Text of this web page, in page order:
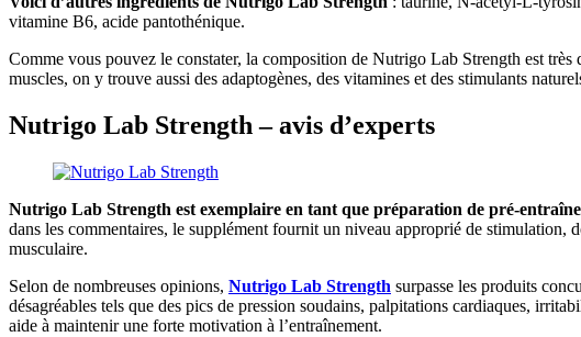
vitamine B6, acide pantothénique.
Comme vous pouvez le constater, la composition de Nutrigo Lab Strength est
muscles, on y trouve aussi des adaptogènes, des vitamines et des stimulants
Nutrigo Lab Strength – avis d’experts
Nutrigo Lab Strength est exemplaire en tant que préparation de pré-
dans les commentaires, le supplément fournit un niveau approprié de stimulation,
musculaire.
Selon de nombreuses opinions, Nutrigo Lab Strength surpasse les produits
désagréables tels que des pics de pression soudains, palpitations cardiaques,
aide à maintenir une forte motivation à l’entraînement.